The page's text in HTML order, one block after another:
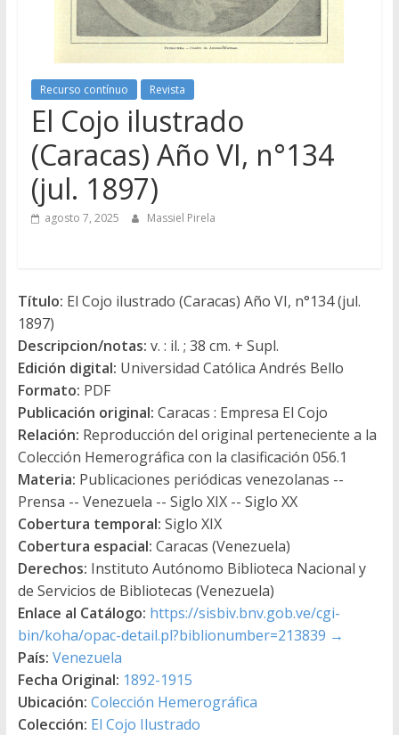
Recurso contínuo Revista
El Cojo ilustrado
(Caracas) Año VI, n°134
(jul. 1897)
agosto 7, 2025 Massiel Pirela
Título: El Cojo ilustrado (Caracas) Año VI, n°134 (jul.
1897)
Descripcion/notas: v. : il. ; 38 cm. + Supl.
Edición digital: Universidad Católica Andrés Bello
Formato: PDF
Publicación original: Caracas : Empresa El Cojo
Relación: Reproducción del original perteneciente a la
Colección Hemerográfica con la clasificación 056.1
Materia: Publicaciones periódicas venezolanas --
Prensa -- Venezuela -- Siglo XIX -- Siglo XX
Cobertura temporal: Siglo XIX
Cobertura espacial: Caracas (Venezuela)
Derechos: Instituto Autónomo Biblioteca Nacional y
de Servicios de Bibliotecas (Venezuela)
Enlace al Catálogo: https://sisbiv.bnv.gob.ve/cgi-
bin/koha/opac-detail.pl?biblionumber=213839 →
País: Venezuela
Fecha Original: 1892-1915
Ubicación: Colección Hemerográfica
Colección: El Cojo Ilustrado